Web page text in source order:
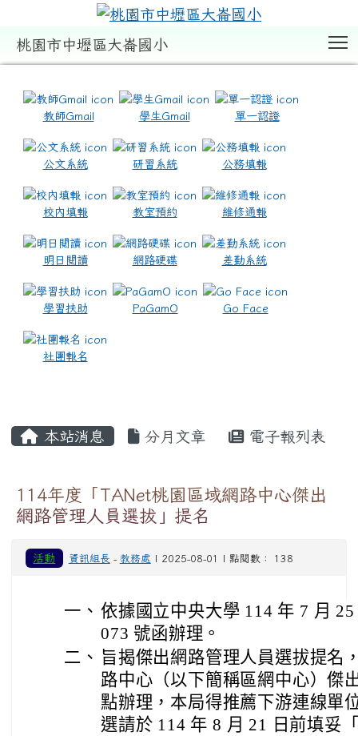
桃園市中壢區大崙國小
教師Gmail 學生Gmail 單一認證
公文系統 研習系統 公務填報
校內填報 教室預約 維修通報
明日閱讀 網路硬碟 差勤系統
學習扶助 PaGamO Go Face
社團報名
本站消息 分月文章 電子報列表
114年度「TANet桃園區域網路中心傑出
網路管理人員選拔」提名
活動 資訊組長 - 教務處 | 2025-08-01 | 點閱數： 138
一、 依據國立中央大學 114 年 7 月
073 號函辦理。
二、 旨揭傑出網路管理人員選拔提名
路中心（以下簡稱區網中心）傑
點辦理，本局得推薦下游連線單
選請於 114 年 8 月 21 日前填妥